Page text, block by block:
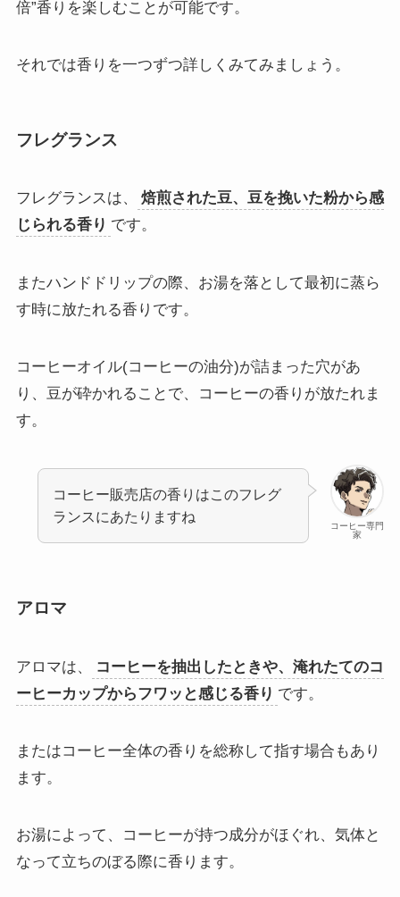
倍”香りを楽しむことが可能です。
それでは香りを一つずつ詳しくみてみましょう。
フレグランス
フレグランスは、
焙煎された豆、豆を挽いた粉から感
じられる香り です。
またハンドドリップの際、お湯を落として最初に蒸ら
す時に放たれる香りです。
コーヒーオイル(コーヒーの油分)が詰まった穴があ
り、豆が砕かれることで、コーヒーの香りが放たれま
す。
コーヒー専門
家
コーヒー販売店の香りはこのフレグ
ランスにあたりますね
アロマ
アロマは、
コーヒーを抽出したときや、淹れたてのコ
ーヒーカップからフワッと感じる香り です。
またはコーヒー全体の香りを総称して指す場合もあり
ます。
お湯によって、コーヒーが持つ成分がほぐれ、気体と
なって立ちのぼる際に香ります。